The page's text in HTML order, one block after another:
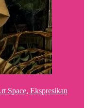
Space, Ekspresikan